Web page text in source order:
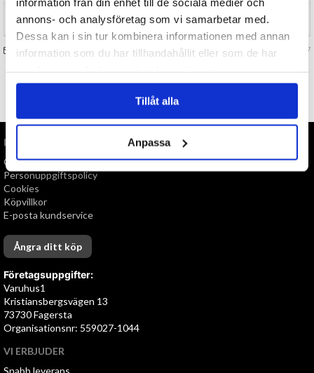
annons- och analysföretag som vi samarbetar med.
Dessa kan i sin tur kombinera informationen med annan
information som du har tillhandahållit eller som de har
Tillåt alla
Anpassa
TIPSA
FRÅGA OSS OM VARAN Art. nr 123637
TILL TOPPEN
INFORMATION
Om oss
Personuppgiftspolicy
Cookies
Köpvillkor
E-posta kundservice
Ångra ditt köp
Företagsuppgifter:
Varuhus1
Kristiansbergsvägen 13
73730 Fagersta
Organisationsnr: 559027-1044
VI ERBJUDER
Snabb leverans